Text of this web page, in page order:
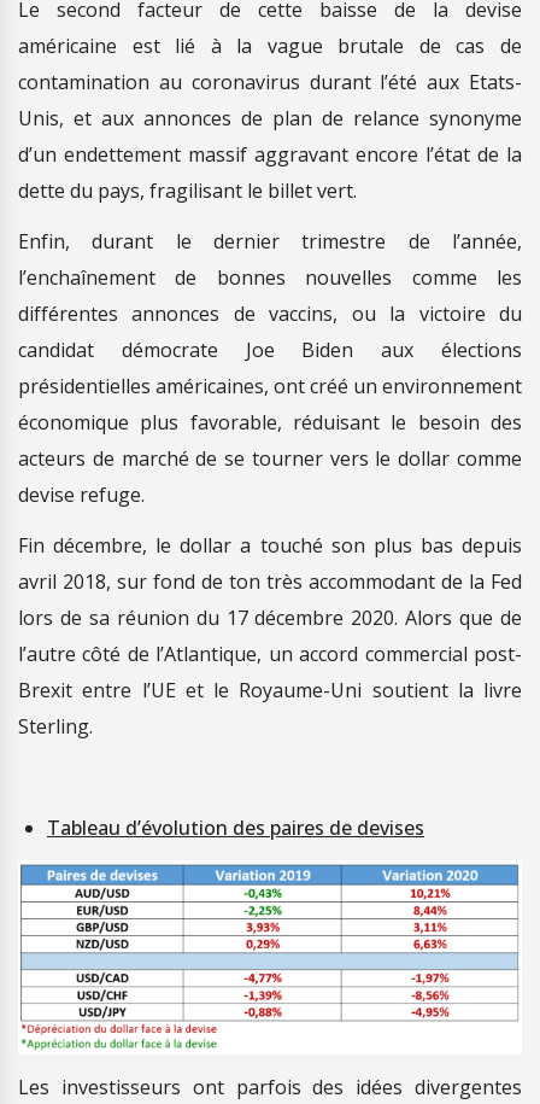
Le second facteur de cette baisse de la devise
américaine est lié à la vague brutale de cas de
contamination au coronavirus durant l’été aux Etats-
Unis, et aux annonces de plan de relance synonyme
d’un endettement massif aggravant encore l’état de la
dette du pays, fragilisant le billet vert.
Enfin, durant le dernier trimestre de l’année,
l’enchaînement de bonnes nouvelles comme les
différentes annonces de vaccins, ou la victoire du
candidat démocrate Joe Biden aux élections
présidentielles américaines, ont créé un environnement
économique plus favorable, réduisant le besoin des
acteurs de marché de se tourner vers le dollar comme
devise refuge.
Fin décembre, le dollar a touché son plus bas depuis
avril 2018, sur fond de ton très accommodant de la Fed
lors de sa réunion du 17 décembre 2020. Alors que de
l’autre côté de l’Atlantique, un accord commercial post-
Brexit entre l’UE et le Royaume-Uni soutient la livre
Sterling.
Tableau d’évolution des paires de devises
Les investisseurs ont parfois des idées divergentes